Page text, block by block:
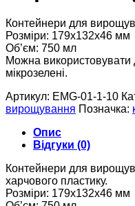
Контейнери для
Розміри: 179x132x46 мм
Об’єм: 750 мл
Можна використовувати
мікрозелені.
Артикул: EMG-01-1-10
вирощування Позначка:
Опис
Відгуки (0)
Контейнери для
харчового пластику.
Розміри: 179x132x46 мм